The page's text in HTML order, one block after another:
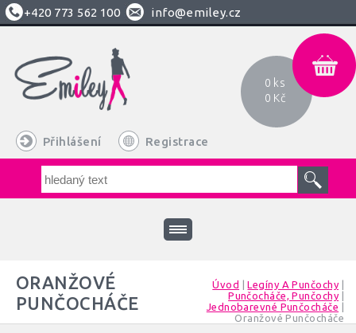
+420 773 562 100 info@emiley.cz
Přihlášení Registrace
0 ks
0 Kč
Úvod |Legíny A Punčochy
Punčocháče, Punčochy
Jednobarevné Punčocháče
Oranžové Punčocháče
ORANŽOVÉ
PUNČOCHÁČE